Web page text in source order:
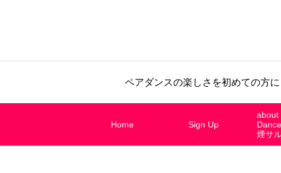
ペアダンスの楽しさを初めての方
Home Sign Up
about
煙サ